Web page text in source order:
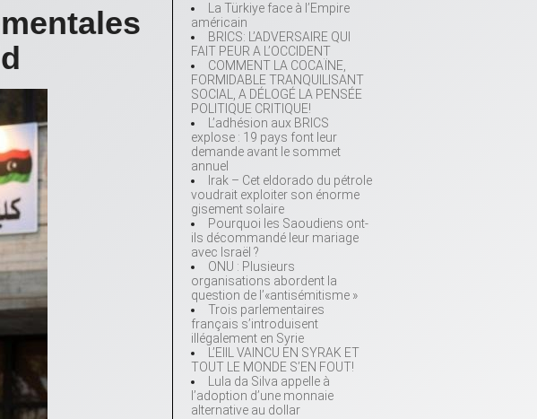
La Türkiye face à l’Empire
américain
BRICS: L’ADVERSAIRE QUI
FAIT PEUR A L’OCCIDENT
COMMENT LA COCAÏNE,
FORMIDABLE TRANQUILISANT
SOCIAL, A DÉLOGÉ LA PENSÉE
POLITIQUE CRITIQUE!
L’adhésion aux BRICS
explose : 19 pays font leur
demande avant le sommet
annuel
Irak – Cet eldorado du pétrole
voudrait exploiter son énorme
gisement solaire
Pourquoi les Saoudiens ont-
ils décommandé leur mariage
avec Israël ?
ONU : Plusieurs
organisations abordent la
question de l’«antisémitisme »
Trois parlementaires
français s’introduisent
illégalement en Syrie
L’EIIL VAINCU EN SYRAK ET
TOUT LE MONDE S’EN FOUT!
Lula da Silva appelle à
l’adoption d’une monnaie
alternative au dollar